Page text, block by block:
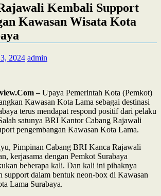
Kembali Support
Kawasan Wisata Kota
2024 admin
–Upaya Pemerintah Kota (Pemkot)
Kawasan Kota Lama sebagai destinasi
terus mendapat respond positif dari pelaku
satunya BRI Kantor Cabang Rajawali
pengembangan Kawasan Kota Lama.
Pimpinan Cabang BRI Kanca Rajawali
kerjasama dengan Pemkot Surabaya
beberapa kali. Dan kali ini pihaknya
support dalam bentuk neon-box di Kawasan
Lama Surabaya.